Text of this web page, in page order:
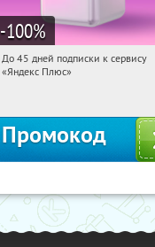
-100%
01:44:46 Получили:
До 45 дней подписки к сервису
«Яндекс Плюс»
Промокод